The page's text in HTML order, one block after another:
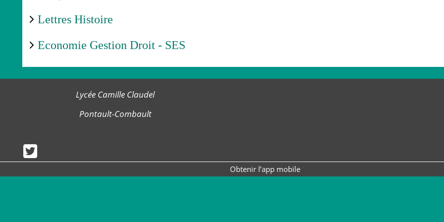
Lettres Histoire
Economie Gestion Droit - SES
Lycée Camille Claudel
Pontault-Combault
Obtenir l’app mobile